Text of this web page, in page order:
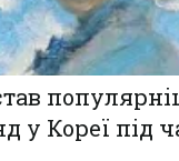
у Кореї під